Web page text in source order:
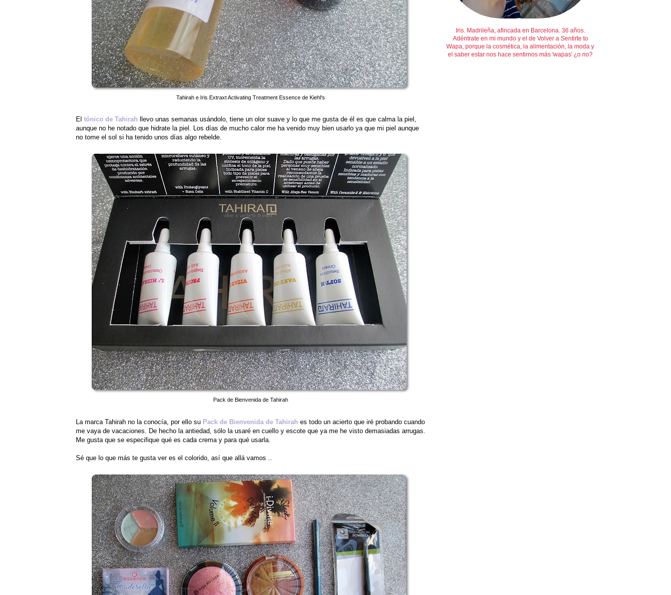
Tahirah e Iris Extraxt Activating Treatment Essence de Kiehl's
El tónico de Tahirah llevo unas semanas usándolo, tiene un olor suave y lo que me gusta de él es que calma la piel,
aunque no he notado que hidrate la piel. Los días de mucho calor me ha venido muy bien usarlo ya que mi piel aunque
no tome el sol si ha tenido unos días algo rebelde.
Pack de Bienvenida de Tahirah
La marca Tahirah no la conocía, por ello su Pack de Bienvenida de Tahirah es todo un acierto que iré probando cuando
me vaya de vacaciones. De hecho la antiedad, sólo la usaré en cuello y escote que ya me he visto demasiadas arrugas.
Me gusta que se especifique qué es cada crema y para qué usarla.
Sé que lo que más te gusta ver es el colorido, así que allá vamos ..
Iris. Madrileña, afincada en Barcelona. 36 años.
Adéntrate en mi mundo y el de Volver a Sentirte to
Wapa, porque la cosmética, la alimentación, la moda y
el saber estar nos hace sentirnos más 'wapas' ¿o no?